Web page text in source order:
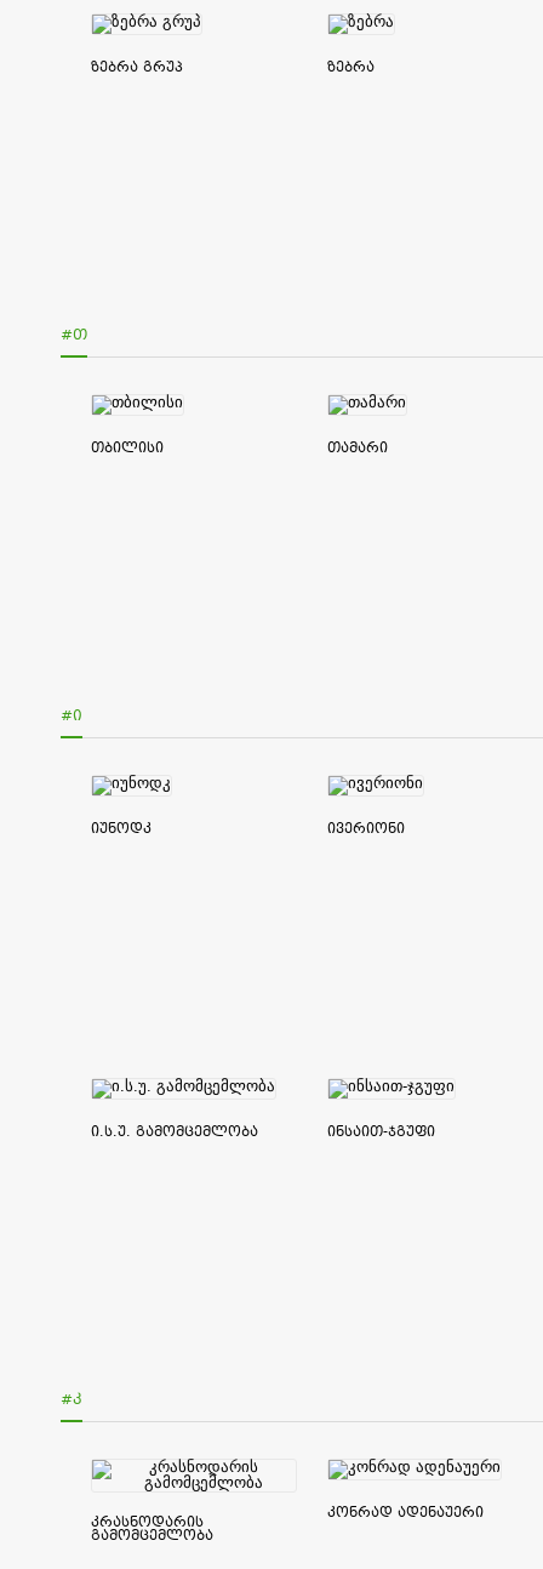
ზებრა გრუპ ზებრა
#Თ
თბილისი თამარი
#Ი
იუნოდკ ივერიონი
ი.ს.უ. გამომცემლობა ინსაით-ჯგუფი
#Კ
კრასნოდარის
გამომცემლობა
კონრად ადენაუერი